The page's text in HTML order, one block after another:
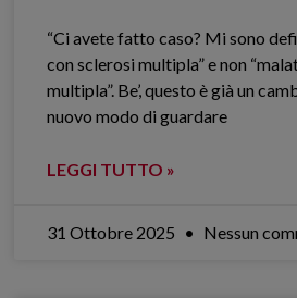
“Ci avete fatto caso? Mi sono
con sclerosi multipla” e non
multipla”. Be’, questo è già un
nuovo modo di guardare
LEGGI TUTTO »
31 Ottobre 2025 Nessun